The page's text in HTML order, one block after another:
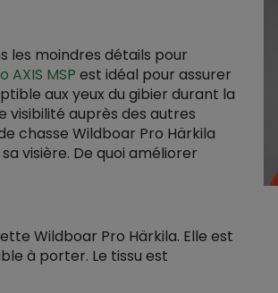
les moindres détails pour
MSP est idéal pour assurer
aux yeux du gibier durant la
visibilité auprès des autres
chasse Wildboar Pro Härkila
visière. De quoi améliorer
Wildboar Pro Härkila. Elle est
à porter. Le tissu est